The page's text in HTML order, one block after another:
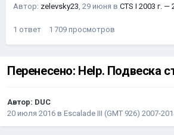
Автор: zelevsky23, 29 июня в CTS I 2003 г. —
1 ответ 1 709 просмотров
Перенесено: Help. Подвеска
Автор: DUC
20 июля 2016 в Escalade III (GMT 926) 2007-